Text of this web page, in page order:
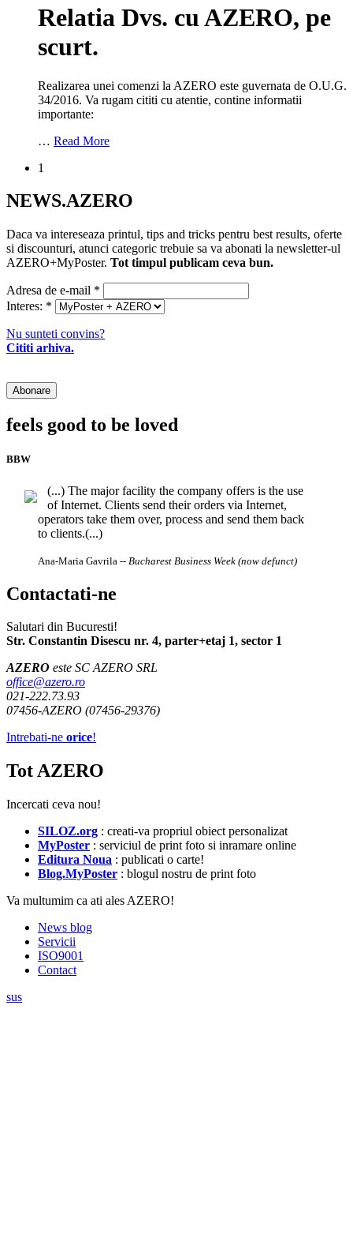
Relatia Dvs. cu AZERO, pe
scurt.
Realizarea unei comenzi la AZERO este guvernata de O.U.G.
34/2016. Va rugam cititi cu atentie, contine informatii
importante:
… Read More
1
NEWS.AZERO
Daca va intereseaza printul, tips and tricks pentru best results, oferte
si discounturi, atunci categoric trebuie sa va abonati la newsletter-ul
AZERO+MyPoster. Tot timpul publicam ceva bun.
Adresa de e-mail *
Interes: *
Nu sunteti convins?
Cititi arhiva.
feels good to be loved
BBW
(...) The major facility the company offers is the use
of Internet. Clients send their orders via Internet,
operators take them over, process and send them back
to clients.(...)
Ana-Maria Gavrila -- Bucharest Business Week (now defunct)
Contactati-ne
Salutari din Bucuresti!
Str. Constantin Disescu nr. 4, parter+etaj 1, sector 1
AZERO este SC AZERO SRL
office@azero.ro
021-222.73.93
07456-AZERO (07456-29376)
Intrebati-ne orice!
Tot AZERO
Incercati ceva nou!
SILOZ.org : creati-va propriul obiect personalizat
MyPoster : serviciul de print foto si inramare online
Editura Noua : publicati o carte!
Blog.MyPoster : blogul nostru de print foto
Va multumim ca ati ales AZERO!
News blog
Servicii
ISO9001
Contact
sus